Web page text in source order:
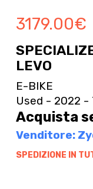
3179.00€
LEVO
E-BIKE
Used - 2022 -
Acquista
Venditore:
SPEDIZIONE IN